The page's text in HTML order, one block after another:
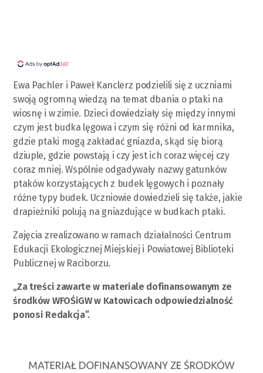
Ewa Pachler i Paweł Kanclerz podzielili się z uczniami
swoją ogromną wiedzą na temat dbania o ptaki na
wiosnę i w zimie. Dzieci dowiedziały się między innymi
czym jest budka lęgowa i czym się różni od karmnika,
gdzie ptaki mogą zakładać gniazda, skąd się biorą
dziuple, gdzie powstają i czy jest ich coraz więcej czy
coraz mniej. Wspólnie odgadywały nazwy gatunków
ptaków korzystających z budek lęgowych i poznały
różne typy budek. Uczniowie dowiedzieli się także, jakie
drapieżniki polują na gniazdujące w budkach ptaki.
Zajęcia zrealizowano w ramach działalności Centrum
Edukacji Ekologicznej Miejskiej i Powiatowej Biblioteki
Publicznej w Raciborzu.
„Za treści zawarte w materiale dofinansowanym ze
środków WFOŚiGW w Katowicach odpowiedzialność
ponosi Redakcja”.